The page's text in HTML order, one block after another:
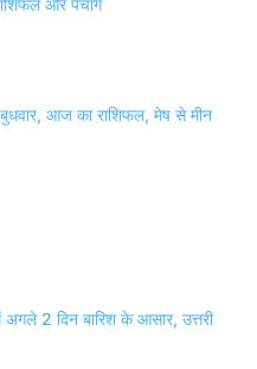
और पंचांग
आज का राशिफल, मेष से मीन
2 दिन बारिश के आसार, उत्तरी